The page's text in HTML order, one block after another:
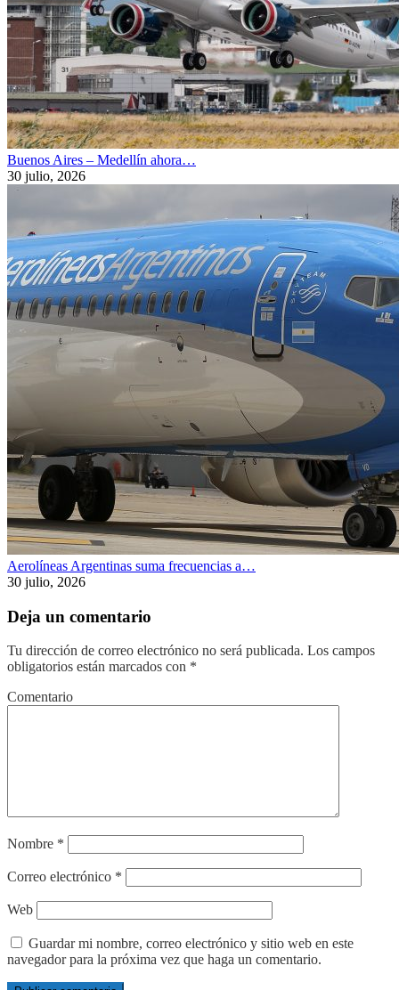
Buenos Aires – Medellín ahora…
30 julio, 2026
Aerolíneas Argentinas suma frecuencias a…
30 julio, 2026
Deja un comentario
Tu dirección de correo electrónico no será publicada. Los campos
obligatorios están marcados con *
Comentario
Nombre *
Correo electrónico *
Web
Guardar mi nombre, correo electrónico y sitio web en este
navegador para la próxima vez que haga un comentario.